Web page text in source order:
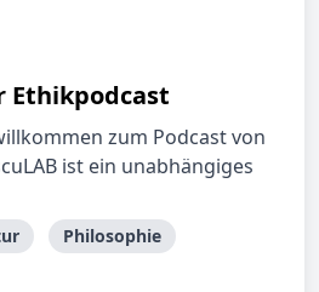
Ethikpodcast
zum Podcast von
ist ein unabhängiges
Philosophie